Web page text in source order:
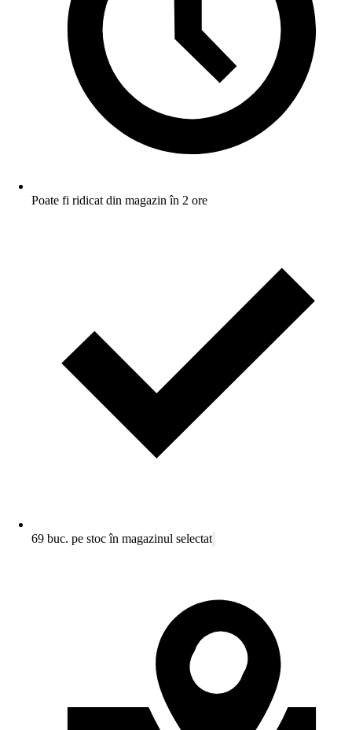
Poate fi ridicat din magazin în 2 ore
69 buc. pe stoc în magazinul selectat